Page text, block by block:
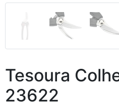
Tesoura
23622